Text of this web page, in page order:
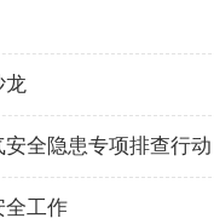
龙
全隐患专项排查行动
全工作